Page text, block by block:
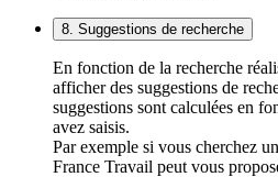
8. Suggestions de recherche
En fonction de la recherche
afficher des suggestions de
suggestions sont calculées en
avez saisis.
Par exemple si vous cherchez
France Travail peut vous